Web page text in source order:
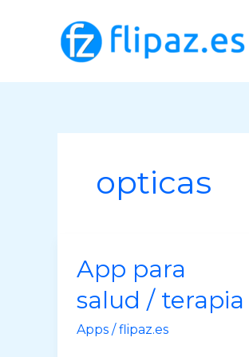
contenido
opticas
App para
salud / terapia
Apps /flipaz.es